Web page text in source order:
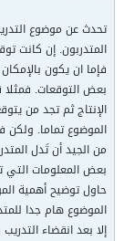
تحدث عن موضوع
المتدربون. إن كانت
فإما ان يكون
بعض التوقعات.
الإنتاج ثم تجد من
الموضوع تماما.
من الجيد أن تَدل
بعض المعلومات التي
حاول توضيح أهمية
الموضوع هام جدا
إلا بعد انقضاء